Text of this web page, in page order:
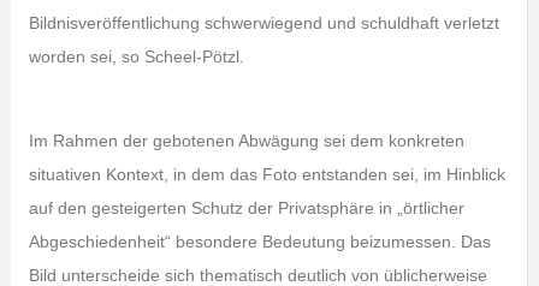
Bildnisveröffentlichung schwerwiegend und schuldhaft verletzt
worden sei, so Scheel-Pötzl.
Im Rahmen der gebotenen Abwägung sei dem konkreten
situativen Kontext, in dem das Foto entstanden sei, im Hinblick
auf den gesteigerten Schutz der Privatsphäre in „örtlicher
Abgeschiedenheit“ besondere Bedeutung beizumessen. Das
Bild unterscheide sich thematisch deutlich von üblicherweise